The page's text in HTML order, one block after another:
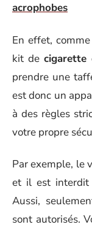
acrophobes
En effet,
kit de cigarette
prendre une
est donc un
à des règles
votre propre
Par exemple, le
et il est interdit
Aussi,
sont autorisés.